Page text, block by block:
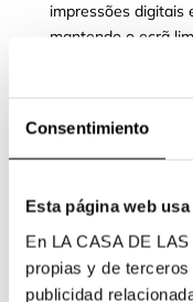
Consentimiento
Esta página web
En LA CASA DE
propias y de
publicidad
impressões digitais
mantendo o ecrã
Obtém o protetor
Escolhe o teu
protege o